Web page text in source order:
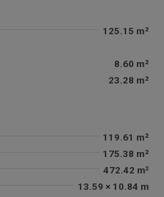
125.15 m²
8.60 m²
23.28 m²
119.61 m²
175.38 m²
472.42 m³
13.59 × 10.84 m